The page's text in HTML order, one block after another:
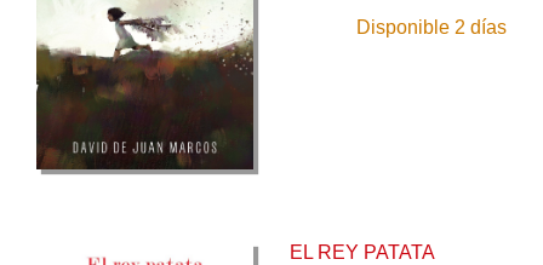
Disponible 2 días
EL REY PATATA